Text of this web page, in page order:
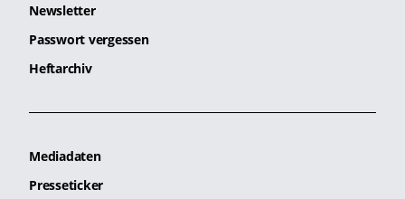
Newsletter
Passwort vergessen
Heftarchiv
Mediadaten
Presseticker